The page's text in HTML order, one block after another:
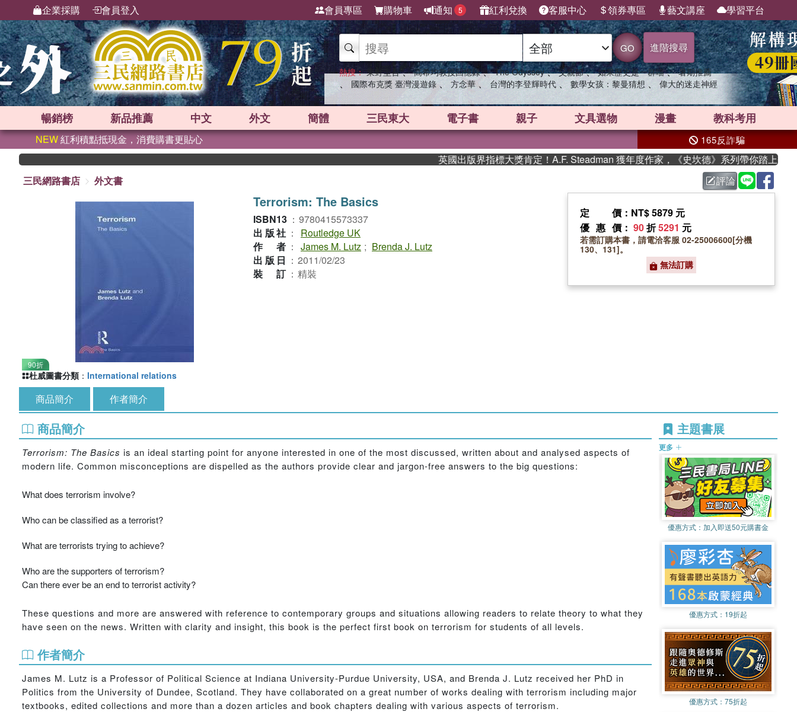
企業採購 會員登入 會員專區 購物車 通知 5 紅利兌換 客服中心 領券專區 藝文講座 學習平台
GO 進階搜尋
熱搜： 東野圭吾 、 高希均教授回憶錄 、 The Odyssey 、 父親節 、 如果歷史是一群喵 、 暑期推薦
、 國際布克獎 臺灣漫遊錄 、 方念華 、 台灣的李登輝時代 、 數學女孩：黎曼猜想 、 偉大的迷走神經
暢銷榜 新品推薦 中文 外文 簡體 三民東大 電子書 親子 文具選物 漫畫 教科考用
NEW紅利積點抵現金，消費購書更貼心 165反詐騙
英國出版界指標大獎肯定！A.F. Steadman 獲年度作家，《史坎德》系列帶你踏上熱血奇幻
三民網路書店
外文書 評論
90折
Terrorism: The Basics
ISBN13 ： 9780415573337
出版社 ：
Routledge UK
作者 ： James M. Lutz ; Brenda J. Lutz
出版日 ： 2011/02/23
裝訂 ： 精裝
定價 ：NT$ 5879 元
優惠價 ： 90折5291 元
若需訂購本書，請電洽客服 02-25006600[分機
130、131]。
無法訂購
杜威圖書分類 ： International relations
商品簡介 作者簡介
商品簡介
Terrorism: The Basics is an ideal starting point for anyone interested in one of the most discussed, written about and analysed aspects of
modern life. Common misconceptions are dispelled as the authors provide clear and jargon-free answers to the big questions:
What does terrorism involve?
Who can be classified as a terrorist?
What are terrorists trying to achieve?
Who are the supporters of terrorism?
Can there ever be an end to terrorist activity?
These questions and more are answered with reference to contemporary groups and situations allowing readers to relate theory to what they
have seen on the news. Written with clarity and insight, this book is the perfect first book on terrorism for students of all levels.
作者簡介
James M. Lutz is a Professor of Political Science at Indiana University-Purdue University, USA, and Brenda J. Lutz received her PhD in
Politics from the University of Dundee, Scotland. They have collaborated on a great number of works dealing with terrorism including major
textbooks, edited collections and more than a dozen articles and book chapters dealing with various aspects of terrorism.
主題書展
更多
優惠方式： 加入即送50元購書金
優惠方式： 19折起
優惠方式： 75折起